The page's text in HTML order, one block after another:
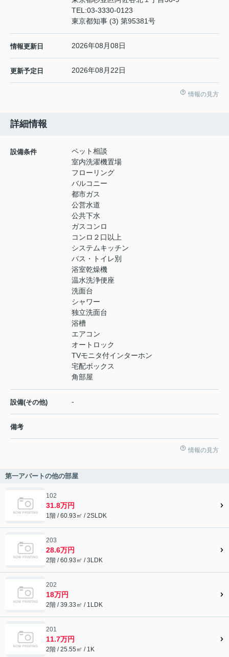
TEL:03-3330-0123
東京都知事 (3) 第95381号
情報更新日 2026年08月08日
更新予定日 2026年08月22日
情報の見方
詳細情報
設備条件
ペット相談
室内洗濯機置場
フローリング
バルコニー
都市ガス
公営水道
公共下水
ガスコンロ
コンロ２口以上
システムキッチン
バス・トイレ別
浴室乾燥機
温水洗浄便座
洗面台
シャワー
独立洗面台
浴槽
エアコン
オートロック
TVモニタ付インターホン
宅配ボックス
角部屋
設備(その他) -
備考
情報の見方
第一アパートの他の部屋
102
31.8万円
1階 / 60.93㎡ / 2SLDK
203
28.6万円
2階 / 60.93㎡ / 3LDK
202
18万円
2階 / 39.33㎡ / 1LDK
201
11.7万円
2階 / 25.55㎡ / 1K